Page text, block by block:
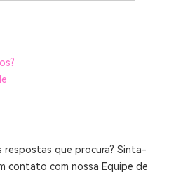
respostas que procura? Sinta-
contato com nossa Equipe de